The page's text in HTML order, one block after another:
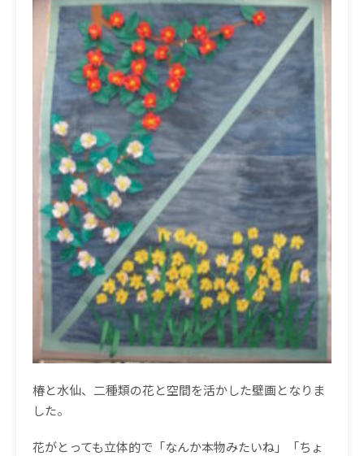
椿と水仙、二種類の花と空間を活かした壁画となりま
した。
花がとっても立体的で「なんか本物みたいね」「ちょ